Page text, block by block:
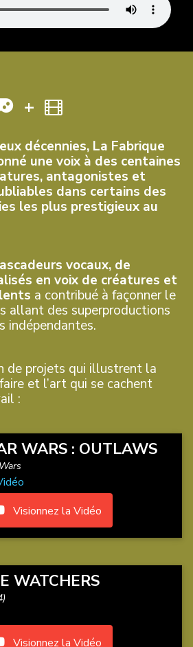
+
décennies, La Fabrique
une voix à des centaines
antagonistes et
dans certains des
les plus prestigieux au
vocaux, de
en voix de créatures et
a contribué à façonner le
allant des superproductions
indépendantes.
de projets qui illustrent la
et l’art qui se cachent
:
WARS : OUTLAWS
Visionnez la Vidéo
WATCHERS
Visionnez la Vidéo